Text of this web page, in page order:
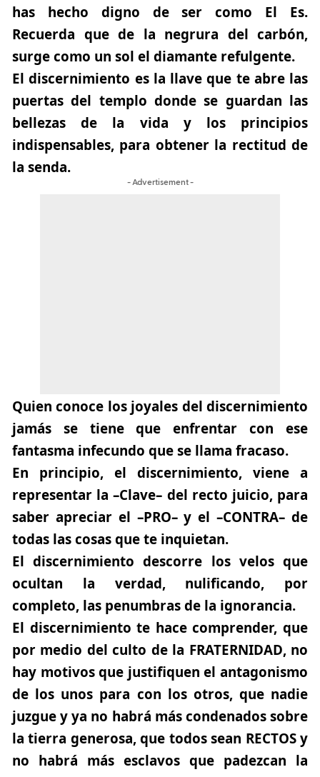
has hecho digno de ser como El Es.
Recuerda que de la negrura del carbón,
surge como un sol el diamante refulgente.
El discernimiento es la llave que te abre las
puertas del templo donde se guardan las
bellezas de la vida y los principios
indispensables, para obtener la rectitud de
la senda.
- Advertisement -
Quien conoce los joyales del discernimiento
jamás se tiene que enfrentar con ese
fantasma infecundo que se llama fracaso.
En principio, el discernimiento, viene a
representar la–Clave– del recto juicio, para
saber apreciar el –PRO– y el –CONTRA– de
todas las cosas que te inquietan.
El discernimiento descorre los velos que
ocultan la verdad, nulificando, por
completo, las penumbras de la ignorancia.
El discernimiento te hace comprender, que
por medio del culto de la FRATERNIDAD, no
hay motivos que justifiquen el antagonismo
de los unos para con los otros, que nadie
juzgue y ya no habrá más condenados sobre
la tierra generosa, que todos sean RECTOS y
no habrá más esclavos que padezcan la